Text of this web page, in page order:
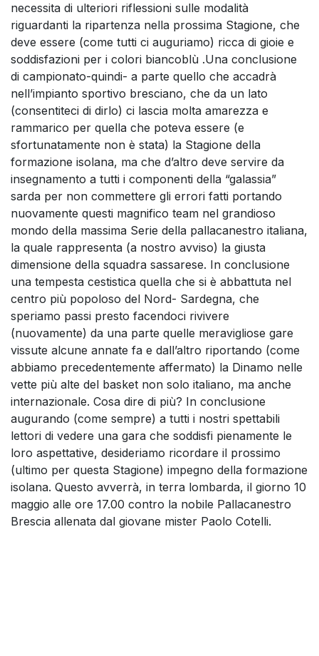
necessita di ulteriori riflessioni sulle modalità
riguardanti la ripartenza nella prossima Stagione, che
deve essere (come tutti ci auguriamo) ricca di gioie e
soddisfazioni per i colori biancoblù .Una conclusione
di campionato-quindi- a parte quello che accadrà
nell’impianto sportivo bresciano, che da un lato
(consentiteci di dirlo) ci lascia molta amarezza e
rammarico per quella che poteva essere (e
sfortunatamente non è stata) la Stagione della
formazione isolana, ma che d’altro deve servire da
insegnamento a tutti i componenti della “galassia”
sarda per non commettere gli errori fatti portando
nuovamente questi magnifico team nel grandioso
mondo della massima Serie della pallacanestro italiana,
la quale rappresenta (a nostro avviso) la giusta
dimensione della squadra sassarese. In conclusione
una tempesta cestistica quella che si è abbattuta nel
centro più popoloso del Nord- Sardegna, che
speriamo passi presto facendoci rivivere
(nuovamente) da una parte quelle meravigliose gare
vissute alcune annate fa e dall’altro riportando (come
abbiamo precedentemente affermato) la Dinamo nelle
vette più alte del basket non solo italiano, ma anche
internazionale. Cosa dire di più? In conclusione
augurando (come sempre) a tutti i nostri spettabili
lettori di vedere una gara che soddisfi pienamente le
loro aspettative, desideriamo ricordare il prossimo
(ultimo per questa Stagione) impegno della formazione
isolana. Questo avverrà, in terra lombarda, il giorno 10
maggio alle ore 17.00 contro la nobile Pallacanestro
Brescia allenata dal giovane mister Paolo Cotelli.